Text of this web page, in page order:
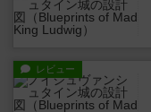
レビュー